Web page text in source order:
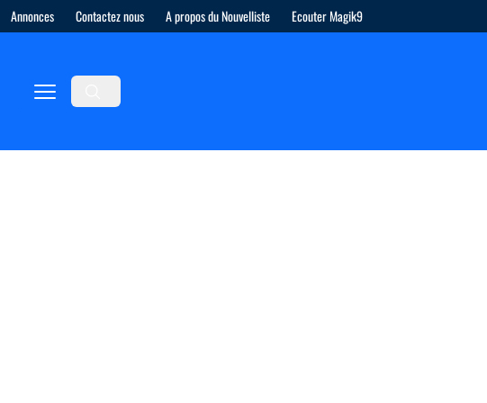
Annonces Contactez nous A propos du Nouvelliste Ecouter Magik9